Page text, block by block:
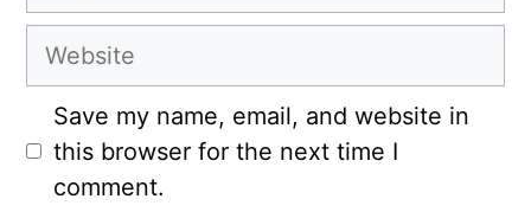
Website
Save my name, email, and website in
this browser for the next time I
comment.